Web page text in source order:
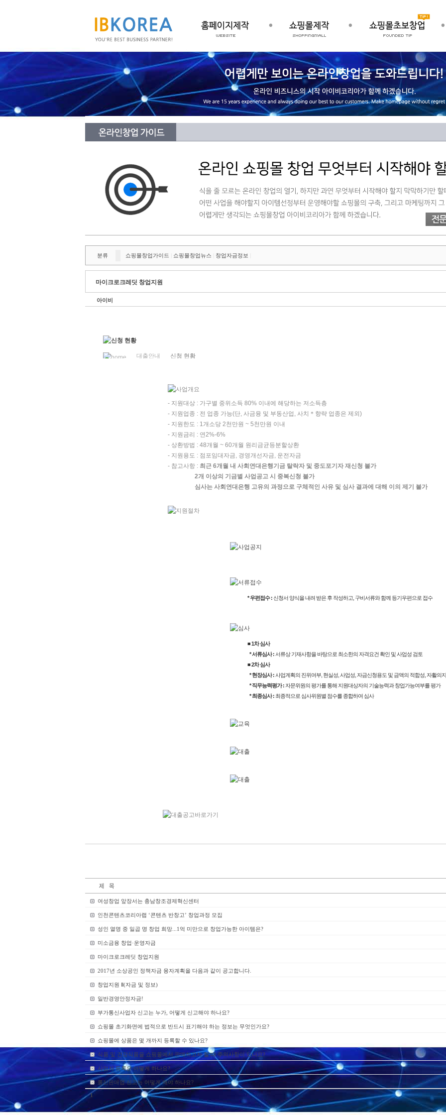
분류 쇼핑몰창업가이드 쇼핑몰창업뉴스 창업자금정보
마이크로크레딧 창업지원
아이비
대출안내 신청 현황
- 지원대상 : 가구별 중위소득 80% 이내에 해당하는 저소득층
- 지원업종 : 전 업종 가능(단, 사금융 및 부동산업, 사치＊향략 업종은 제외)
- 지원한도 : 1개소당 2천만원 ~ 5천만원 이내
- 지원금리 : 연2%-6%
- 상환방법 : 48개월 ~ 60개월 원리금균등분할상환
- 지원용도 : 점포임대자금, 경영개선자금, 운전자금
- 참고사항 : 최근 6개월 내 사회연대은행기금 탈락자 및 중도포기자 재신청 불가
2개 이상의 기금별 사업공고 시 중복신청 불가
심사는 사회연대은행 고유의 과정으로 구체적인 사유 및 심사 결과에 대해 이의 제기 불가
* 우편접수 :신청서 양식을 내려 받은 후 작성하고, 구비서류와 함께 등기우편으로 접수
■ 1차 심사
* 서류심사 : 서류상 기재사항을 바탕으로 최소한의 자격요건 확인 및 사업성 검토
■ 2차 심사
* 현장심사 :사업계획의 진위여부, 현실성, 사업성, 자금신청용도 및 금액의 적합성, 자활의
* 직무능력평가 : 자문위원의 평가를 통해 지원대상자의 기술능력과 창업가능여부를 평가
* 최종심사 : 최종적으로 심사위원별 점수를 종합하여 심사
여성창업 앞장서는 충남창조경제혁신센터
인천콘텐츠코리아랩 ‘콘텐츠 반창고’ 창업과정 모집
성인 열명 중 일곱 명 창업 희망...1억 미만으로 창업가능한 아이템은?
미소금융 창업·운영자금
마이크로크레딧 창업지원
2017년 소상공인 정책자금 융자계획을 다음과 같이 공고합니다.
창업지원 Ⅱ(자금 및 정보)
일반경영안정자금!
부가통신사업자 신고는 누가, 어떻게 신고해야 하나요?
쇼핑몰 초기화면에 법적으로 반드시 표기해야 하는 정보는 무엇인가요?
쇼핑몰에 상품은 몇 개까지 등록할 수 있나요?
식품 및 건강식품을 쇼핑몰에서 판매하고자 할 때 주의사항이 있나요?
사업자 등록은 어떻게 하나요?
통신판매업 신고는 어떻게 해야 하나요?
1